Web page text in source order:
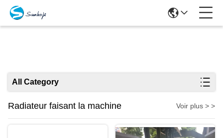
All Category
Radiateur faisant la machine Voir plus > >